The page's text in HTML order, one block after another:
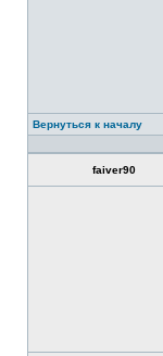
Вернуться к началу
faiver90